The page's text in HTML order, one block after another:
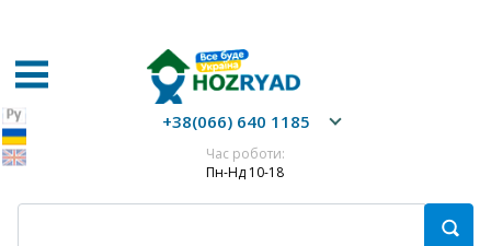
+38(066) 640 1185
Час роботи:
Пн-Нд 10-18